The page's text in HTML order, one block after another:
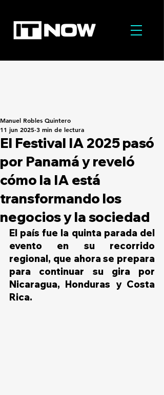
El Festival IA 2025 pasó
por Panamá y reveló
cómo la IA está
transformando los
negocios y la sociedad
Manuel Robles Quintero
11 jun 2025 3 min de lectura
El país fue la quinta parada del
evento en su recorrido
regional, que ahora se prepara
para continuar su gira por
Nicaragua, Honduras y Costa
Rica.